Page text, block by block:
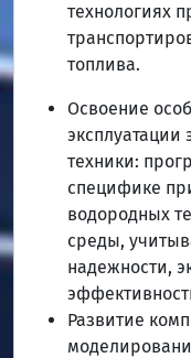
технологиях
топлива.
Освоение
эксплуатации
техники:
специфике
водородных
среды,
надежности,
Развитие